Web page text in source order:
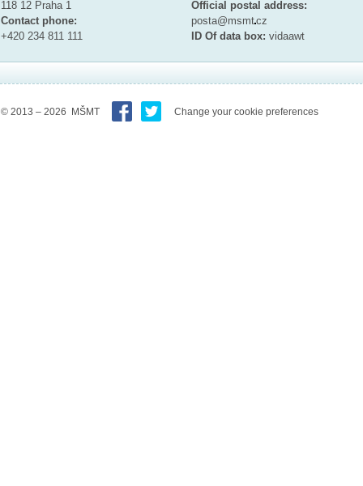
118 12 Praha 1
Contact phone:
+420 234 811 111
Official postal address:
posta@msmtcz
ID Of data box: vidaawt
© 2013 – 2026 MŠMT Change your cookie preferences